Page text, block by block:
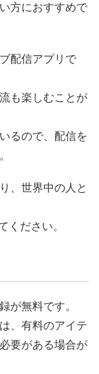
方におすすめで
配信アプリで
も楽しむことが
るので、配信を
、世界中の人と
ください。
が無料です。
、有料のアイテ
要がある場合が